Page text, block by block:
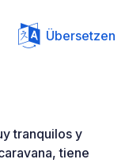
Übersetzen
tranquilos y
tiene